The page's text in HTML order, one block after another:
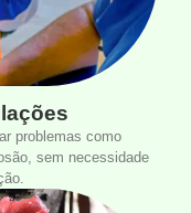
problemas como
sem necessidade